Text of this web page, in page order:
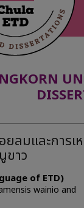
ลมและการเ
ขาว
of ETD)
wainio and